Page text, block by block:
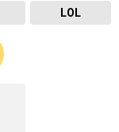
LOL